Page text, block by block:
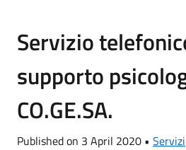
Servizio
supporto
CO.GE.SA.
Published on 3 April 2020 • Servizi